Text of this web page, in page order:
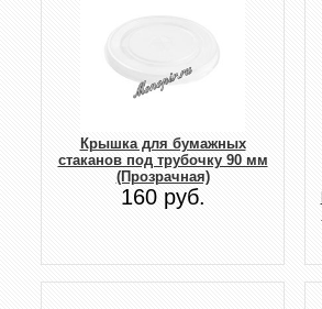
Крышка для бумажных
стаканов под трубочку 90 мм
(Прозрачная)
160 руб.